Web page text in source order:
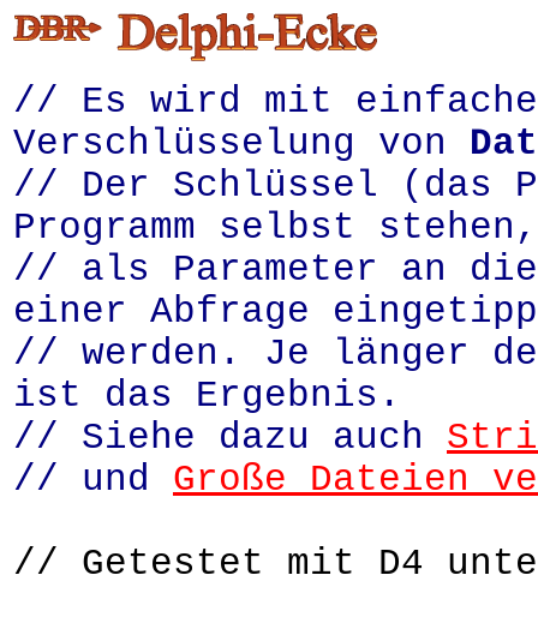
// Es wird mit
Verschlüsselung von
// Der Schlüssel (das
Programm selbst
// als Parameter an die
einer Abfrage
// werden. Je länger
ist das Ergebnis.
// Siehe dazu auch
// und Große Dateien
// Getestet mit D4